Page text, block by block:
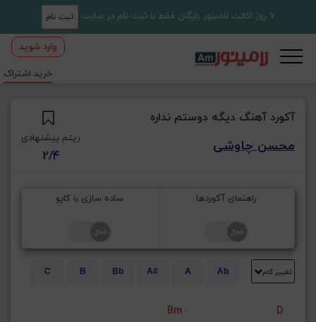
7 روز اکانت لامینور رایگان فقط با ثبت نام در سایت ثبت نام
وارد شوید
خرید اشتراک
آکورد آهنگ دیگه دوستم نداره
محسن چاوشی ریتم پیشنهادی
2/4
راهنمای آکوردها ساده سازی با کاپو
تغییر گام Ab
A
A#
Bb
B
C
Bm
D